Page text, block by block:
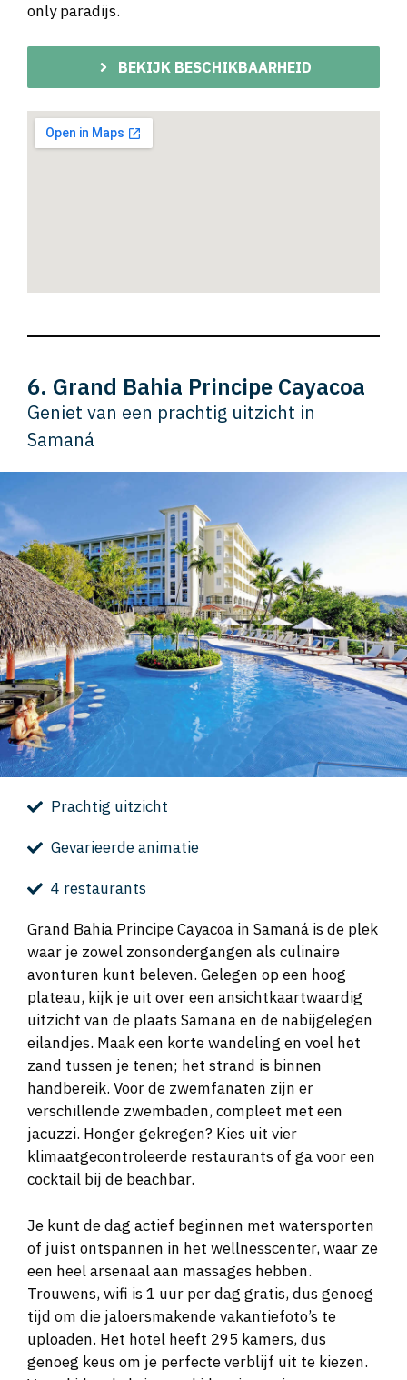
only paradijs.
BEKIJK BESCHIKBAARHEID
6. Grand Bahia Principe Cayacoa
Geniet van een prachtig uitzicht in
Samaná
Prachtig uitzicht
Gevarieerde animatie
4 restaurants
Grand Bahia Principe Cayacoa in Samaná is de plek
waar je zowel zonsondergangen als culinaire
avonturen kunt beleven. Gelegen op een hoog
plateau, kijk je uit over een ansichtkaartwaardig
uitzicht van de plaats Samana en de nabijgelegen
eilandjes. Maak een korte wandeling en voel het
zand tussen je tenen; het strand is binnen
handbereik. Voor de zwemfanaten zijn er
verschillende zwembaden, compleet met een
jacuzzi. Honger gekregen? Kies uit vier
klimaatgecontroleerde restaurants of ga voor een
cocktail bij de beachbar.
Je kunt de dag actief beginnen met watersporten
of juist ontspannen in het wellnesscenter, waar ze
een heel arsenaal aan massages hebben.
Trouwens, wifi is 1 uur per dag gratis, dus genoeg
tijd om die jaloersmakende vakantiefoto’s te
uploaden. Het hotel heeft 295 kamers, dus
genoeg keus om je perfecte verblijf uit te kiezen.